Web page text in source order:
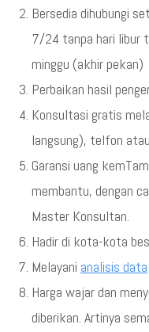
Bersedia dihubungi
7/24 tanpa hari libur
minggu (akhir pekan)
Perbaikan hasil
Konsultasi gratis
langsung), telfon
Garansi uang
membantu, dengan
Master Konsultan.
Hadir di kota-kota
Melayani analisis data
Harga wajar dan
diberikan. Artinya